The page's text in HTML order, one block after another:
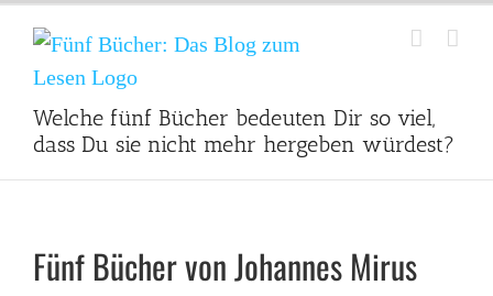
Inhalt
springen
Welche fünf Bücher bedeuten Dir so viel,
dass Du sie nicht mehr hergeben würdest?
Fünf Bücher von Johannes Mirus